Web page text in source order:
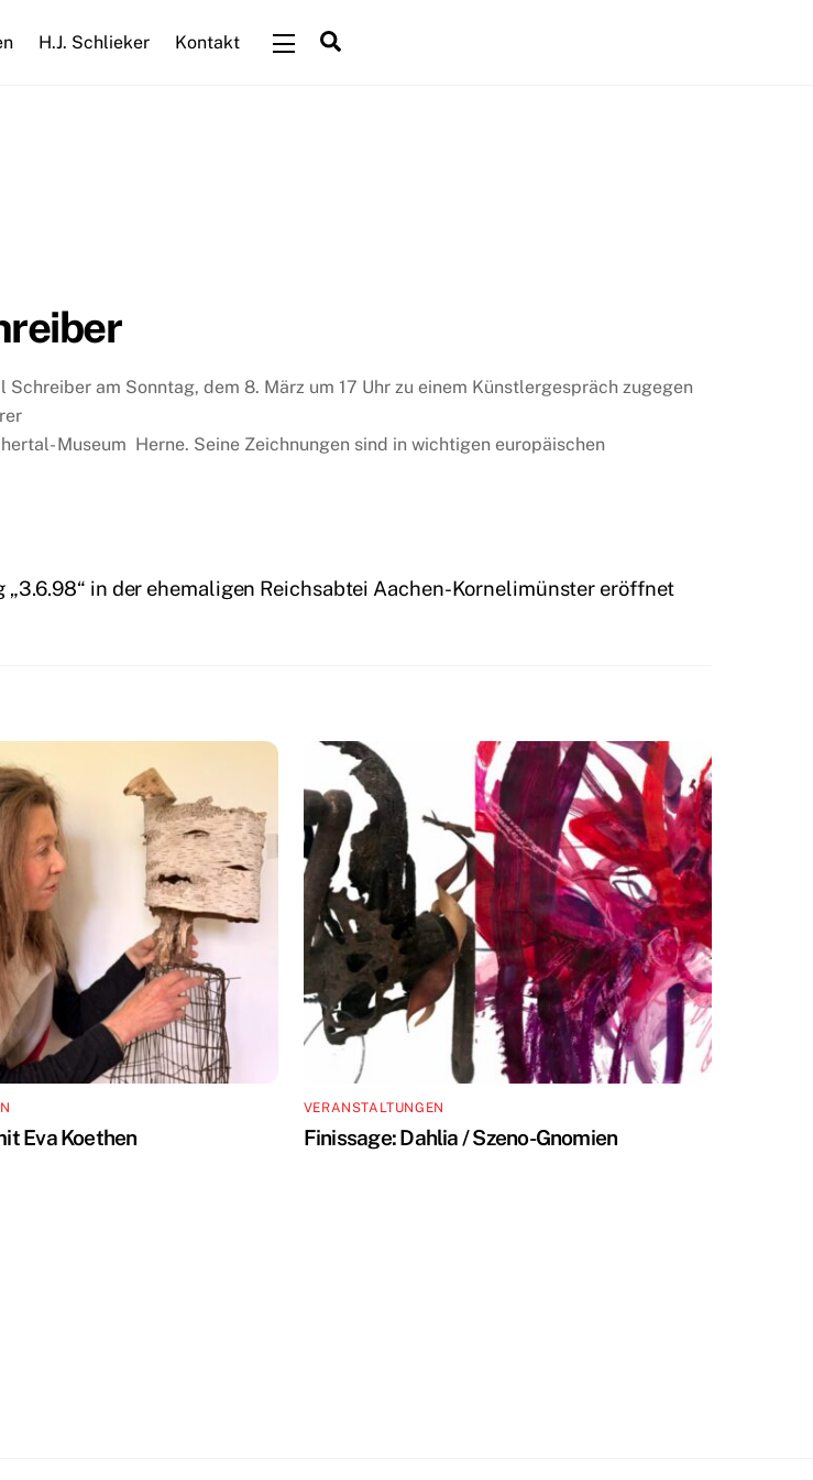
H.J. Schlieker Kontakt Widgets
am Sonntag, dem 8. März um 17 Uhr zu einem Künstlergespräch zugegen
Museum Herne. Seine Zeichnungen sind in wichtigen europäischen
in der ehemaligen Reichsabtei Aachen-Kornelimünster eröffnet
Eva Koethen
VERANSTALTUNGEN
Finissage: Dahlia / Szeno-Gnomien